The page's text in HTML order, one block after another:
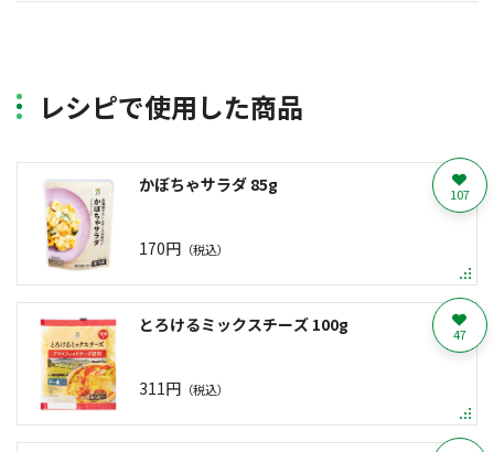
レシピで使用した商品
かぼちゃサラダ 85g
170円 （税込）
107
とろけるミックスチーズ 100g
311円 （税込）
47